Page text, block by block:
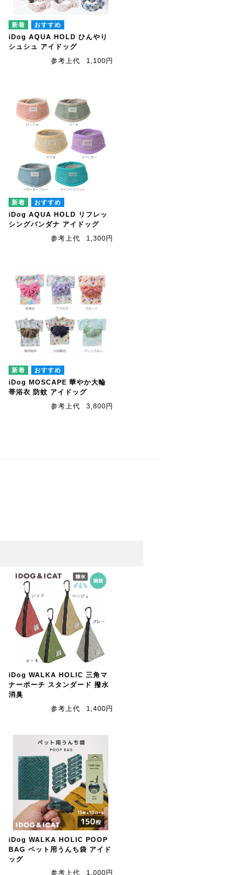
iDog AQUA HOLD ひんやり
シュシュ アイドッグ
参考上代
1,100円
iDog AQUA HOLD リフレッ
シングバンダナ アイドッグ
参考上代
1,300円
iDog MOSCAPE 華やか大輪
帯浴衣 防蚊 アイドッグ
参考上代
3,800円
iDog WALKA HOLIC 三角マ
ナーポーチ スタンダード 撥水
消臭
参考上代
1,400円
iDog WALKA HOLIC POOP
BAG ペット用うんち袋 アイド
ッグ
参考上代
1,000円